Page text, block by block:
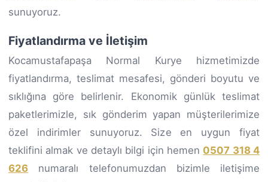
sunuyoruz.
Fiyatlandırma ve İletişim
Kocamustafapaşa Normal Kurye hizmetimizde
fiyatlandırma, teslimat mesafesi, gönderi boyutu ve
sıklığına göre belirlenir. Ekonomik günlük teslimat
paketlerimizle, sık gönderim yapan müşterilerimize
özel indirimler sunuyoruz. Size en uygun fiyat
teklifini almak ve detaylı bilgi için hemen 0507 318 4
626 numaralı telefonumuzdan bizimle iletişime